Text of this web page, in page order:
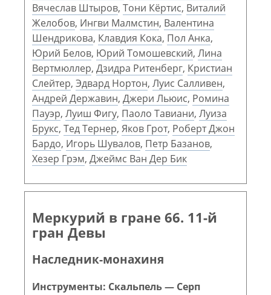
Вячеслав Штыров, Тони Кёртис, Виталий
Желобов, Ингви Малмстин, Валентина
Шендрикова, Клавдия Кока, Пол Анка,
Юрий Белов, Юрий Томошевский, Лина
Вертмюллер, Дзидра Ритенберг, Кристиан
Слейтер, Эдвард Нортон, Луис Салливен,
Андрей Державин, Джери Льюис, Ромина
Пауэр, Луиш Фигу, Паоло Тавиани, Луиза
Брукс, Тед Тернер, Яков Грот, Роберт Джон
Бардо, Игорь Шувалов, Петр Базанов,
Хезер Грэм, Джеймс Ван Дер Бик
Меркурий в гране 66. 11-й
гран Девы
Наследник-монахиня
Инструменты: Скальпель — Серп